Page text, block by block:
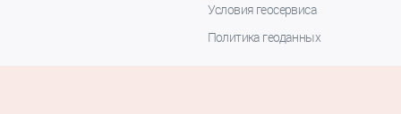
Условия геосервиса
Политика геоданных